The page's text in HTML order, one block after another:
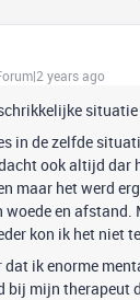
years ago
in de zelfde
ook altijd dar
maar het werd
woede en afstand.
kon ik het niet
ik enorme
bij mijn therapeut